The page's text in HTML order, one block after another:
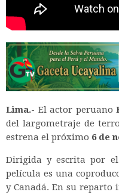
Lima.- El actor peruano
del largometraje de
estrena el próximo 6 de
Dirigida y escrita por
película es una
y Canadá. En su